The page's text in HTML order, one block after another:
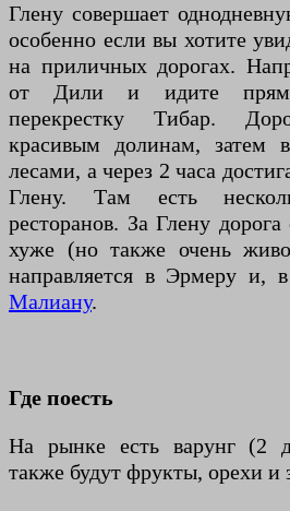
Глену совершает
особенно если вы хотите
на приличных дорогах.
от Дили и идите
перекрестку Тибар.
красивым долинам, затем
лесами, а через 2 часа
Глену. Там есть
ресторанов. За Глену
хуже (но также очень
направляется в Эрмеру и,
Малиану.
Где поесть
На рынке есть варунг (2
также будут фрукты, орехи и